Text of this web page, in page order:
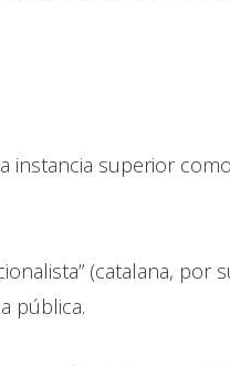
superior
(catalana,
pública.